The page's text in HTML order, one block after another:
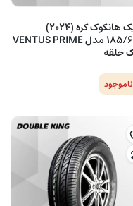
لاستیک هانکوک کره (2024)
185/65/15 مدل VENTUS PRIME
ناموجود